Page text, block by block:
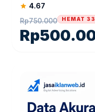
star 4.67
Rp750.000
Rp
HEMAT